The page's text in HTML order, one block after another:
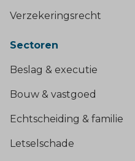
Verzekeringsrecht
Sectoren
Beslag & executie
Bouw & vastgoed
Echtscheiding & familie
Letselschade